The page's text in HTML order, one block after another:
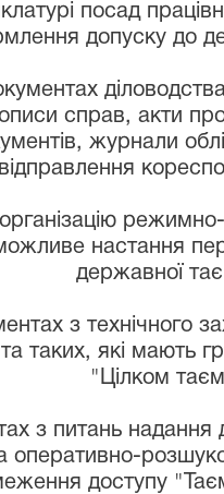
посад
допуску до
справ, акти
журнали
відправлення
настання
державної
з технічного
та таких, які
"Цілком
з питань
оперативно-
доступу